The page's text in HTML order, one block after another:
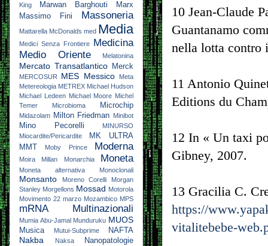
10 Jean-Claude
Guantanamo
nella lotta contro
11 Antonio
Editions du
12 In « Un taxi
Gibney, 2007.
13 Gracilia C.
https://
vitalitebebe-
King
Marwan Barghouti
Marx
Massimo Fini
Massoneria
Mattarella McDonalds med Media
Medici Senza Frontiere Medicina
Medio Oriente
Melatonina
Mercato Transatlantico Merck
MERCOSUR MES Messico
Meta
Metereologia METREX Michael Hudson
Michael Ledeen Michael Moore Michel
Temer
Microbioma Microchip
Midazolam Milton Friedman Minibot
Mino Pecorelli
MINURSO
Miocardite/Pericardite
MK ULTRA
MMT
Moby Prince Moderna
Moira Millan Monarchia Moneta
Moneta alternativa Monoclonali
Monsanto Moreno Corelli
Morgan
Stanley Morgellons Mossad Motorola
Movimento 22 marzo Mozambico MPS
mRNA Multinazionali
Mumia Abu-Jamal Munduruku MUOS
Musica Mutui-Subprime NAFTA
Nakba Naksa
Nanopatologie